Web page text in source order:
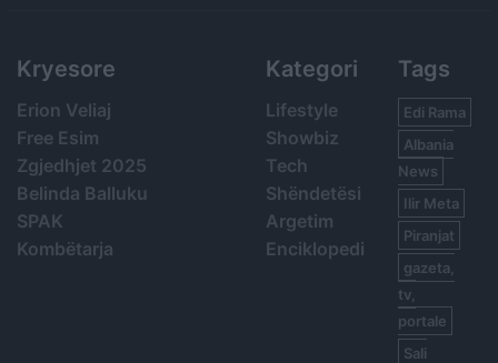
Kryesore
Erion Veliaj
Free Esim
Zgjedhjet 2025
Belinda Balluku
SPAK
Kombëtarja
Kategori
Lifestyle
Showbiz
Tech
Shëndetësi
Argetim
Enciklopedi
Tags
Edi Rama
Albania
News
Ilir Meta
Piranjat
gazeta,
tv,
portale
Sali